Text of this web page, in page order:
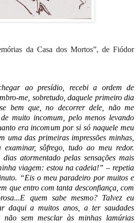
da Casa dos Mortos”, de Fiódor
ao presídio, recebi a ordem de
me, sobretudo, daquele primeiro dia
bem que, no decorrer dele, não me
muito incomum, pelo menos levando
era incomum por si só naquele meu
uma das primeiras impressões minhas,
sôfrego, tudo ao meu redor.
atormentado pelas sensações mais
viagem: estou na cadeia!” – repetia
“Eis o meu paradeiro por muitos e
que entro com tanta desconfiança, com
quem sabe mesmo? Talvez eu
daqui a muitos anos, a ter saudades
não sem mesclar às minhas lamúrias